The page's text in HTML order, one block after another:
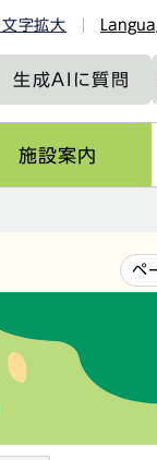
字拡大
生成AIに質問
施設案内
ペ